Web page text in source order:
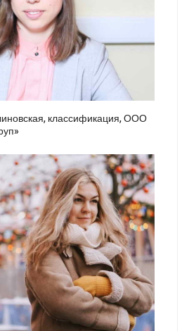
классификация, ООО